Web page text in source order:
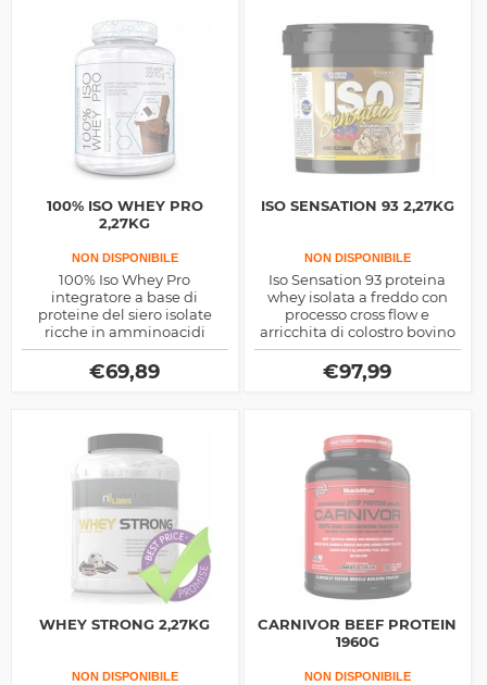
100% ISO WHEY PRO
2,27KG
NON DISPONIBILE
100% Iso Whey Pro
integratore a base di
proteine del siero isolate
ricche in amminoacidi
essenziali e di rapida
assimilazione prodotte dalla
Pharmapure
€69,89
ISO SENSATION 93 2,27KG
NON DISPONIBILE
Iso Sensation 93 proteina
whey isolata a freddo con
processo cross flow e
arricchita di colostro bovino
e lattoferrina, il massimo
della catalizzazione al
recupero post allenamento
€97,99
WHEY STRONG 2,27KG
NON DISPONIBILE
CARNIVOR BEEF PROTEIN
1960G
NON DISPONIBILE